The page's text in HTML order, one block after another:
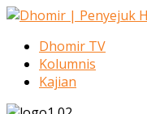
Dhomir TV
Kolumnis
Kajian